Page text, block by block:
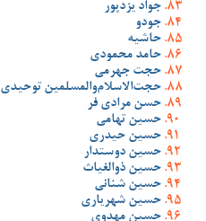
جواد یزدپور
جودو
حاشیه
حامد محمودی
حجت جهرمی
حجت‌الاسلام‌والمسلمین توحیدی
حسن مرادی فر
حسین تهامی
حسین حیدری
حسین دوستدار
حسین ذوالغیاث
حسین شنانی
حسین شهریاری
حسین مهدوی